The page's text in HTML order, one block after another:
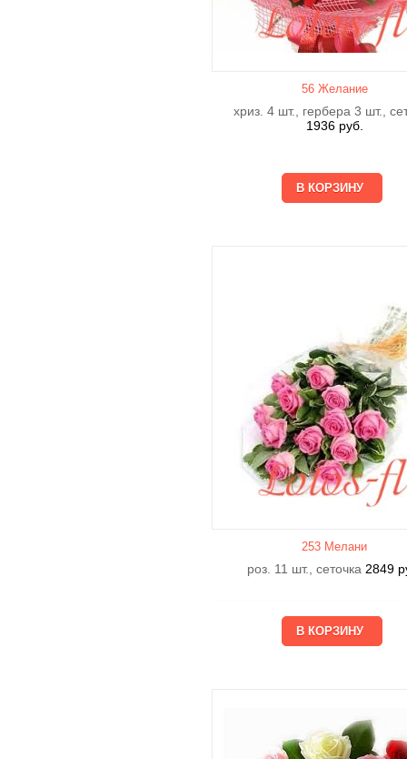
56 Желание
хриз. 4 шт., гербера 3 шт.,
1936 руб.
253 Мелани
роз. 11 шт., сеточка 2849